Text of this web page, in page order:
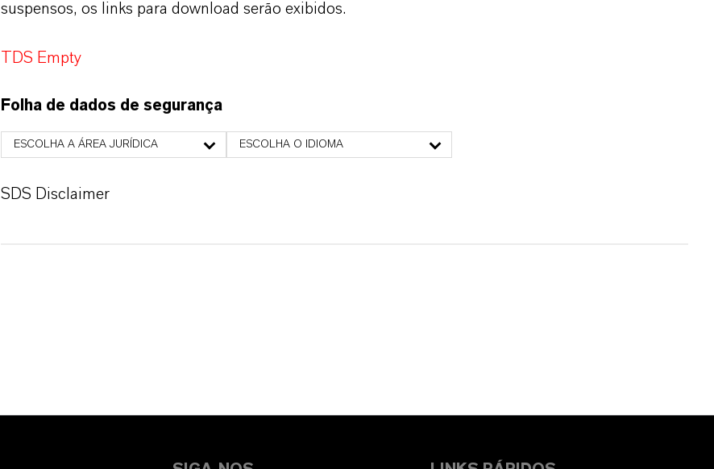
suspensos, os links para download serão exibidos.
TDS Empty
Folha de dados de segurança
ESCOLHA A ÁREA JURÍDICA ESCOLHA O IDIOMA
SDS Disclaimer